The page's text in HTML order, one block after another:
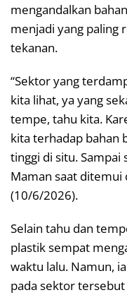
mengandalkan
menjadi yang paling
tekanan.
“Sektor yang
kita lihat, ya yang
tempe, tahu kita.
kita terhadap bahan
tinggi di situ. Sampai
Maman saat ditemui
(10/6/2026).
Selain tahu dan
plastik sempat
waktu lalu. Namun,
pada sektor